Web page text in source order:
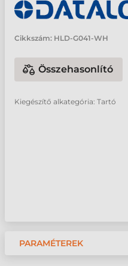
Cikkszám: HLD-G041-WH
Összehasonlító
Kiegészítő alkategória: Tartó
PARAMÉTEREK